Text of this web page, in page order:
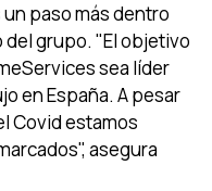
un paso más dentro
grupo. "El objetivo
sea líder
en España. A pesar
Covid estamos
asegura